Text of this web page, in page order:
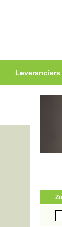
Leveranciers